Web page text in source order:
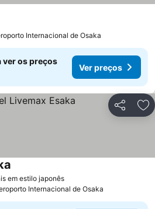
Internacional de Osaka
ver os preços
Ver preços
Partilhar
em estilo japonêsVer preços
Internacional de Osaka